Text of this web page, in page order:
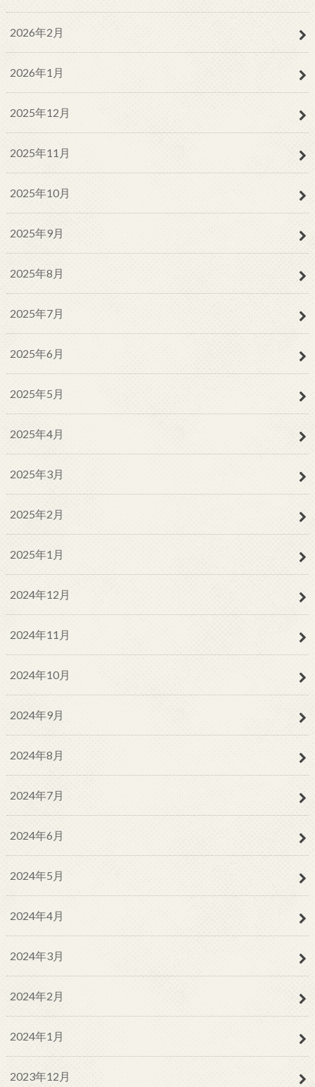
2026年2月
2026年1月
2025年12月
2025年11月
2025年10月
2025年9月
2025年8月
2025年7月
2025年6月
2025年5月
2025年4月
2025年3月
2025年2月
2025年1月
2024年12月
2024年11月
2024年10月
2024年9月
2024年8月
2024年7月
2024年6月
2024年5月
2024年4月
2024年3月
2024年2月
2024年1月
2023年12月